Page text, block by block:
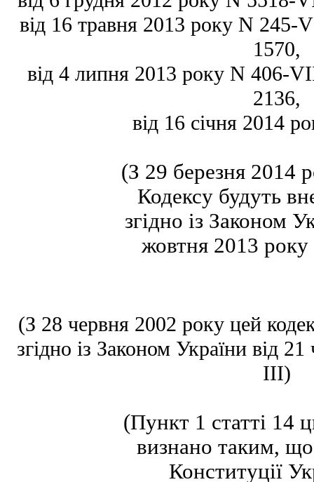
від 16 травня 2013 року N
1570,
від 4 липня 2013 року N 406-
2136,
від 16 січня 2014
(З 29 березня 2014
Кодексу будуть
згідно із Законом
жовтня 2013
(З 28 червня 2002 року цей
згідно із Законом України від
III)
(Пункт 1 статті 14
визнано таким, що
Конституції